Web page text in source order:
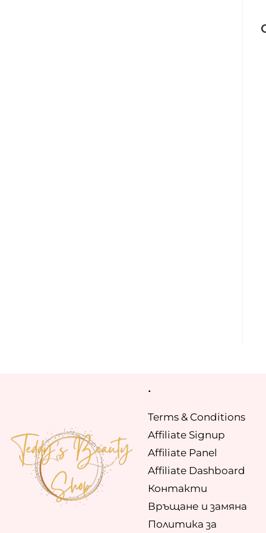
.
Terms & Conditions
Affiliate Signup
Affiliate Panel
Affiliate Dashboard
Контакти
Връщане и замяна
Политика за